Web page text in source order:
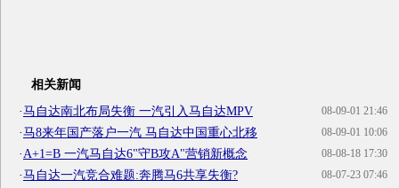
相关新闻
08-09-01 21:46
·马自达南北布局失衡 一汽引入马自达MPV
08-09-01 10:06
·马8来年国产落户一汽 马自达中国重心北移
08-08-18 17:30
·A+1=B 一汽马自达6"守B攻A"营销新概念
08-07-23 07:46
·马自达一汽竞合难题:奔腾马6共享失衡?